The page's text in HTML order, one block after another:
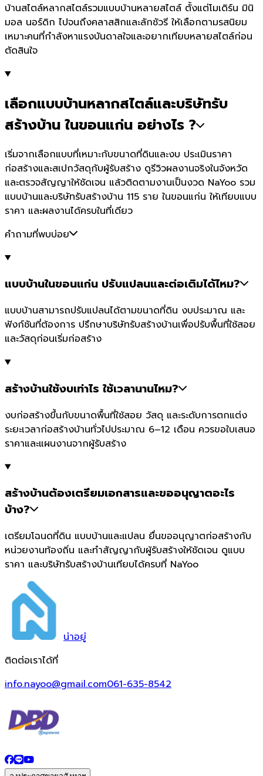
บ้านสไตล์หลากสไตล์รวมแบบบ้านหลายสไตล์ ตั้งแต่โมเดิร์น มินิ
มอล นอร์ดิก ไปจนถึงคลาสสิกและลักชัวรี ให้เลือกตามรสนิยม
เหมาะคนที่กำลังหาแรงบันดาลใจและอยากเทียบหลายสไตล์ก่อน
ตัดสินใจ
เลือกแบบบ้านหลากสไตล์และบริษัทรับ
สร้างบ้าน ในขอนแก่น อย่างไร ?
เริ่มจากเลือกแบบที่เหมาะกับขนาดที่ดินและงบ ประเมินราคา
ก่อสร้างและสเปกวัสดุกับผู้รับสร้าง ดูรีวิวผลงานจริงในจังหวัด
และตรวจสัญญาให้ชัดเจน แล้วติดตามงานเป็นงวด NaYoo รวม
แบบบ้านและบริษัทรับสร้างบ้าน 115 ราย ในขอนแก่น ให้เทียบแบบ
ราคา และผลงานได้ครบในที่เดียว
คำถามที่พบบ่อย
แบบบ้านในขอนแก่น ปรับแปลนและต่อเติมได้ไหม?
แบบบ้านสามารถปรับแปลนได้ตามขนาดที่ดิน งบประมาณ และ
ฟังก์ชันที่ต้องการ ปรึกษาบริษัทรับสร้างบ้านเพื่อปรับพื้นที่ใช้สอย
และวัสดุก่อนเริ่มก่อสร้าง
สร้างบ้านใช้งบเท่าไร ใช้เวลานานไหม?
งบก่อสร้างขึ้นกับขนาดพื้นที่ใช้สอย วัสดุ และระดับการตกแต่ง
ระยะเวลาก่อสร้างบ้านทั่วไปประมาณ 6–12 เดือน ควรขอใบเสนอ
ราคาและแผนงานจากผู้รับสร้าง
สร้างบ้านต้องเตรียมเอกสารและขออนุญาตอะไร
บ้าง?
เตรียมโฉนดที่ดิน แบบบ้านและแปลน ยื่นขออนุญาตก่อสร้างกับ
หน่วยงานท้องถิ่น และทำสัญญากับผู้รับสร้างให้ชัดเจน ดูแบบ
ราคา และบริษัทรับสร้างบ้านเทียบได้ครบที่ NaYoo
น่าอยู่
ติดต่อเราได้ที่
info.nayoo@gmail.com061-635-8542